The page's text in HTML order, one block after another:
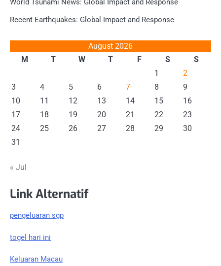
Recent Earthquakes: Global Impact and Response
August 2026
M
T W T F S
S
1
2
3
4 5 6 7 8
9
10
11 12 13 14 15
16
17
18 19 20 21 22
23
24
25 26 27 28 29
30
31
« Jul
Link Alternatif
pengeluaran sgp
togel hari ini
Keluaran Macau